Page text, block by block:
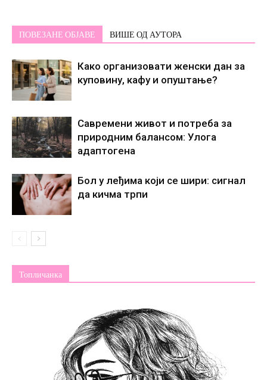
ПОВЕЗАНЕ ОБЈАВЕ ВИШЕ ОД АУТОРА
Како организовати женски дан за
куповину, кафу и опуштање?
Савремени живот и потреба за
природним балансом: Улога
адаптогена
Бол у леђима који се шири: сигнал
да кичма трпи
Топличанка